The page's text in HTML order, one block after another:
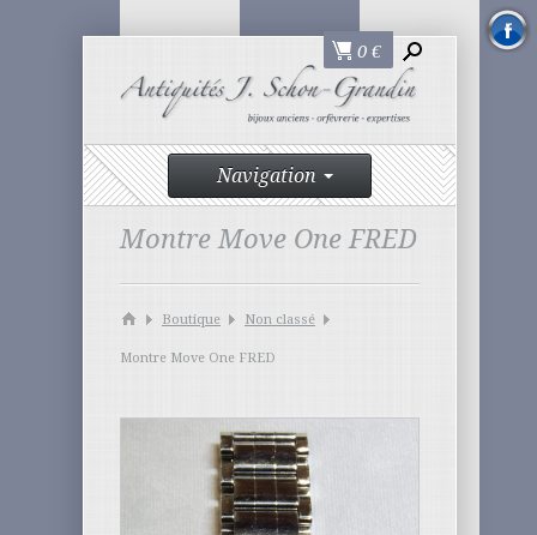
0 €
Navigation
Montre Move One FRED
Boutique Non classé
Montre Move One FRED